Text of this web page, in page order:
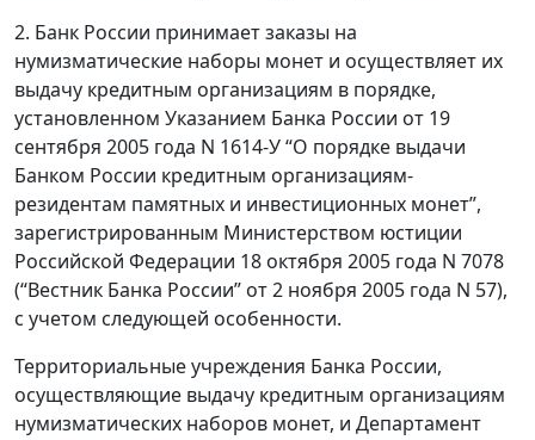
2. Банк России принимает заказы на
нумизматические наборы монет и осуществляет их
выдачу кредитным организациям в порядке,
установленном Указанием Банка России от 19
сентября 2005 года N 1614-У “О порядке выдачи
Банком России кредитным организациям-
резидентам памятных и инвестиционных монет”,
зарегистрированным Министерством юстиции
Российской Федерации 18 октября 2005 года N 7078
(“Вестник Банка России” от 2 ноября 2005 года N 57),
с учетом следующей особенности.
Территориальные учреждения Банка России,
осуществляющие выдачу кредитным организациям
нумизматических наборов монет, и Департамент